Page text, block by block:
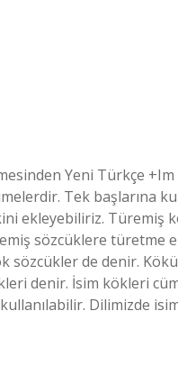
Yeni Türkçe +Im
Tek başlarına
ekleyebiliriz. Türemiş
sözcüklere türetme
sözcükler de denir.
denir. İsim kökleri
Dilimizde